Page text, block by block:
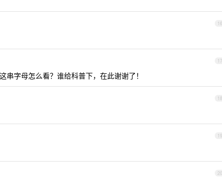
16
17
字母怎么看？谁给科普下，在此谢谢了！
18
19
20